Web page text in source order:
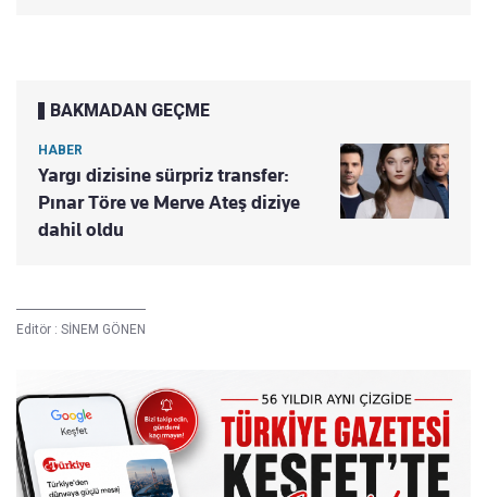
BAKMADAN GEÇME
HABER
Yargı dizisine sürpriz transfer:
Pınar Töre ve Merve Ateş diziye
dahil oldu
Editör : SİNEM GÖNEN